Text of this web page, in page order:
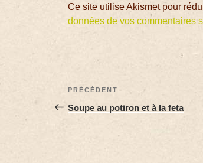
Ce site utilise Akismet pour
données de vos commentaires
PRÉCÉDENT
Soupe au potiron et à la feta